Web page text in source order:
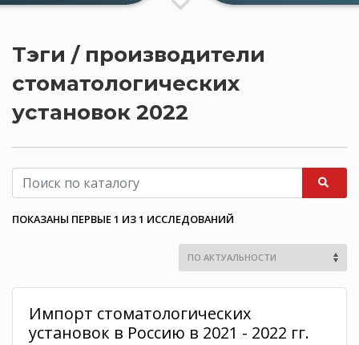
Тэги / производители
стоматологических
установок 2022
ПОКАЗАНЫ ПЕРВЫЕ 1 ИЗ 1 ИССЛЕДОВАНИЙ
Импорт стоматологических
установок в Россию в 2021 - 2022 гг.